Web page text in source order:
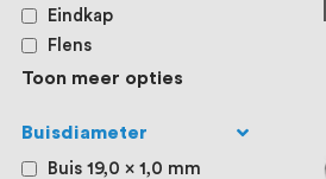
Eindkap
Flens
Toon meer opties
Buisdiameter
Buis 19,0 x 1,0 mm